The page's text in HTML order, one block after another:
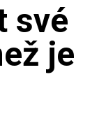
své
je